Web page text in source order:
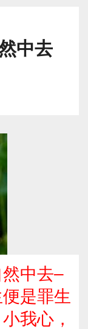
中去
然中去–
是罪生
我心，